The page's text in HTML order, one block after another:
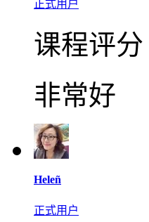
正式用户
课程评分
非常好
Heleñ
正式用户